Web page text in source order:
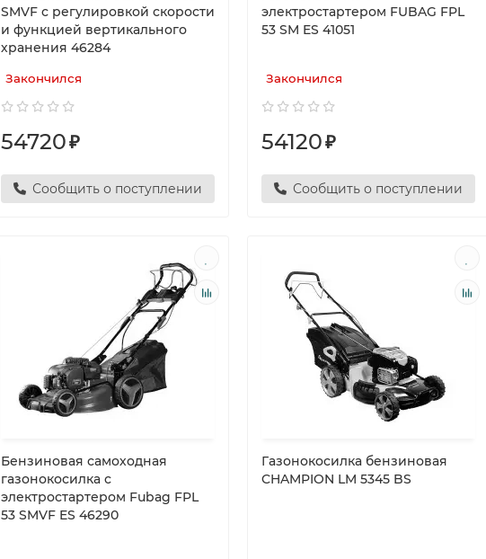
SMVF с регулировкой скорости
и функцией вертикального
хранения 46284
Закончился
54720₽
Сообщить о поступлении
электростартером FUBAG FPL
53 SM ES 41051
Закончился
54120₽
Сообщить о поступлении
Бензиновая самоходная
газонокосилка с
электростартером Fubag FPL
53 SMVF ES 46290
Газонокосилка бензиновая
CHAMPION LM 5345 BS